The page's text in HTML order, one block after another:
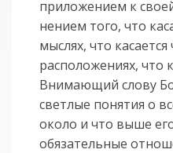
приложением к
нением того, что
мыслях, что
расположениях, что
Внимающий слову
светлые понятия о
около и что выше
обязательные